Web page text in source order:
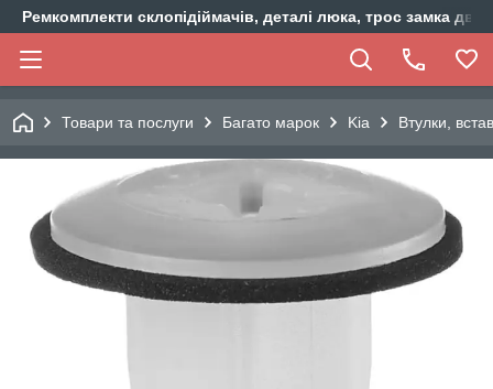
Ремкомплекти склопідіймачів, деталі люка, трос замка
Товари та послуги Багато марок Kia Втулки,